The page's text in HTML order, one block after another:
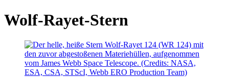
Wolf-Rayet-Stern